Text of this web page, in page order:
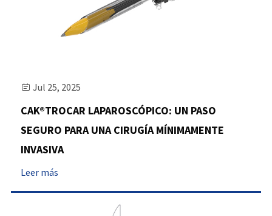
 Jul 25, 2025
CAK®TROCAR LAPAROSCÓPICO: UN PASO
SEGURO PARA UNA CIRUGÍA MÍNIMAMENTE
INVASIVA
Leer más